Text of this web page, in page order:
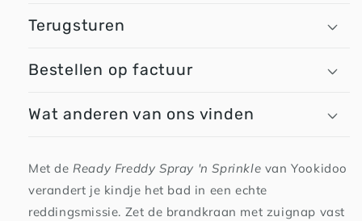
Terugsturen
Bestellen op factuur
Wat anderen van ons vinden
Met deReady Freddy Spray 'n Sprinkle van Yookidoo
verandert je kindje het bad in een echte
reddingsmissie. Zet de brandkraan met zuignap vast